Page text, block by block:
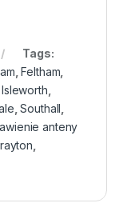
Tags:
,Feltham
Isleworth
,Southall
anteny